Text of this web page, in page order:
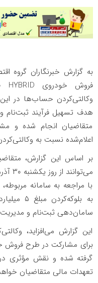
به گزارش خبرنگاران گروه
وکالتی‌کردن حساب‌ها در
هدف تسهیل فرآیند ثبت‌نام
متقاضیان انجام شده و
اعلام‌شده نسبت به
بر اساس این گزارش،
با مراجعه به سامانه
به
سامان‌دهی ثبت‌نام و
این گزارش می‌افزاید،
گرفته شده و نقش مؤثری
تعهدات مالی متقاضیان